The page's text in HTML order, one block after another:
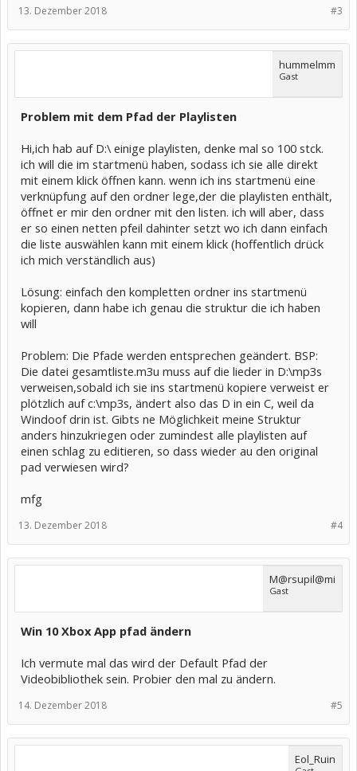
#3
13. Dezember 2018
hummelmm
Gast
Problem mit dem Pfad der Playlisten
Hi,ich hab auf D:\ einige playlisten, denke mal so 100 stck.
ich will die im startmenü haben, sodass ich sie alle direkt
mit einem klick öffnen kann. wenn ich ins startmenü eine
verknüpfung auf den ordner lege,der die playlisten enthält,
öffnet er mir den ordner mit den listen. ich will aber, dass
er so einen netten pfeil dahinter setzt wo ich dann einfach
die liste auswählen kann mit einem klick (hoffentlich drück
ich mich verständlich aus)
Lösung: einfach den kompletten ordner ins startmenü
kopieren, dann habe ich genau die struktur die ich haben
will
Problem: Die Pfade werden entsprechen geändert. BSP:
Die datei gesamtliste.m3u muss auf die lieder in D:\mp3s
verweisen,sobald ich sie ins startmenü kopiere verweist er
plötzlich auf c:\mp3s, ändert also das D in ein C, weil da
Windoof drin ist. Gibts ne Möglichkeit meine Struktur
anders hinzukriegen oder zumindest alle playlisten auf
einen schlag zu editieren, so dass wieder au den original
pad verwiesen wird?
mfg
#4
13. Dezember 2018
M@rsupil@mi
Gast
Win 10 Xbox App pfad ändern
Ich vermute mal das wird der Default Pfad der
Videobibliothek sein. Probier den mal zu ändern.
#5
14. Dezember 2018
Eol_Ruin